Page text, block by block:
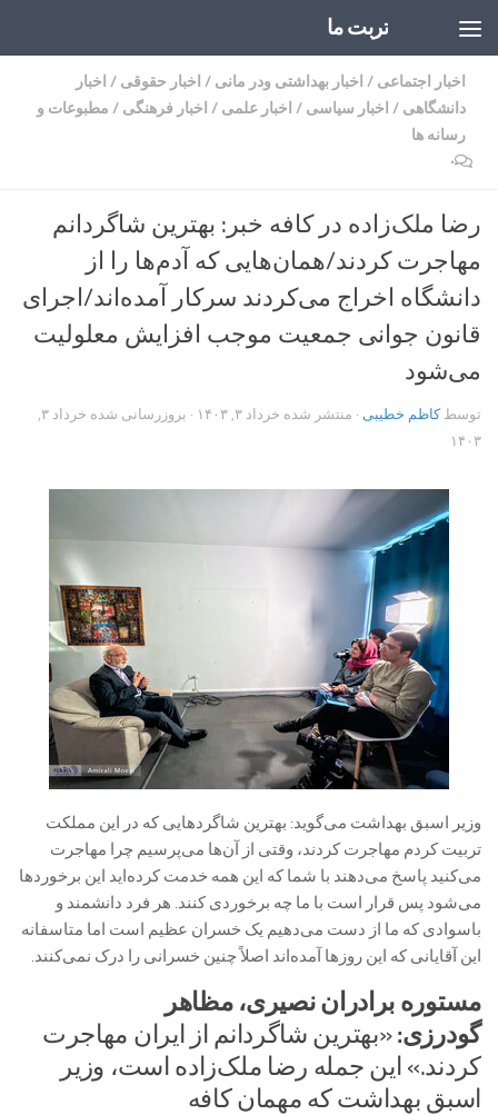
تربت ما
اخبار اجتماعی / اخبار بهداشتی ودر مانی / اخبار حقوقی / اخبار
دانشگاهی / اخبار سیاسی / اخبار علمی / اخبار فرهنگی / مطبوعات و
رسانه ها
۰
رضا ملک‌زاده در کافه خبر: بهترین شاگردانم
مهاجرت کردند/همان‌هایی که آدم‌ها را از
دانشگاه اخراج می‌کردند سرکار آمده‌اند/اجرای
قانون جوانی جمعیت موجب افزایش معلولیت
می‌شود
توسطکاظم خطیبی · منتشر شده خرداد ۳, ۱۴۰۳ · بروزرسانی شده
خرداد ۳,
۱۴۰۳
وزیر اسبق بهداشت می‌گوید: بهترین شاگردهایی که در این مملکت
تربیت کردم مهاجرت کردند، وقتی از آن‌ها می‌پرسیم چرا مهاجرت
می‌کنید پاسخ می‌دهند با شما که این همه خدمت کرده‌اید این برخوردها
می‌شود پس قرار است با ما چه برخوردی کنند. هر فرد دانشمند و
باسوادی که ما از دست می‌دهیم یک خسران عظیم است اما متاسفانه
این آقایانی که این روزها آمده‌اند اصلاً چنین خسرانی را درک نمی‌کنند.
مستوره برادران نصیری، مظاهر
گودرزی:«بهترین شاگردانم از ایران مهاجرت
کردند.» این جمله رضا ملک‌زاده است، وزیر
اسبق بهداشت که مهمان کافه